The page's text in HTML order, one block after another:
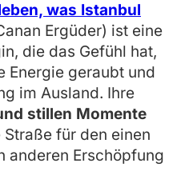
was Istanbul
Ergüder) ist eine
die das Gefühl hat,
Energie geraubt und
im Ausland. Ihre
stillen Momente
für den einen
anderen Erschöpfung